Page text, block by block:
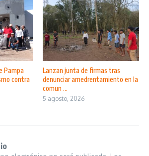
Pampa
contra
Lanzan junta de firmas tras
denunciar amedrentamiento en la
comun ...
5 agosto, 2026